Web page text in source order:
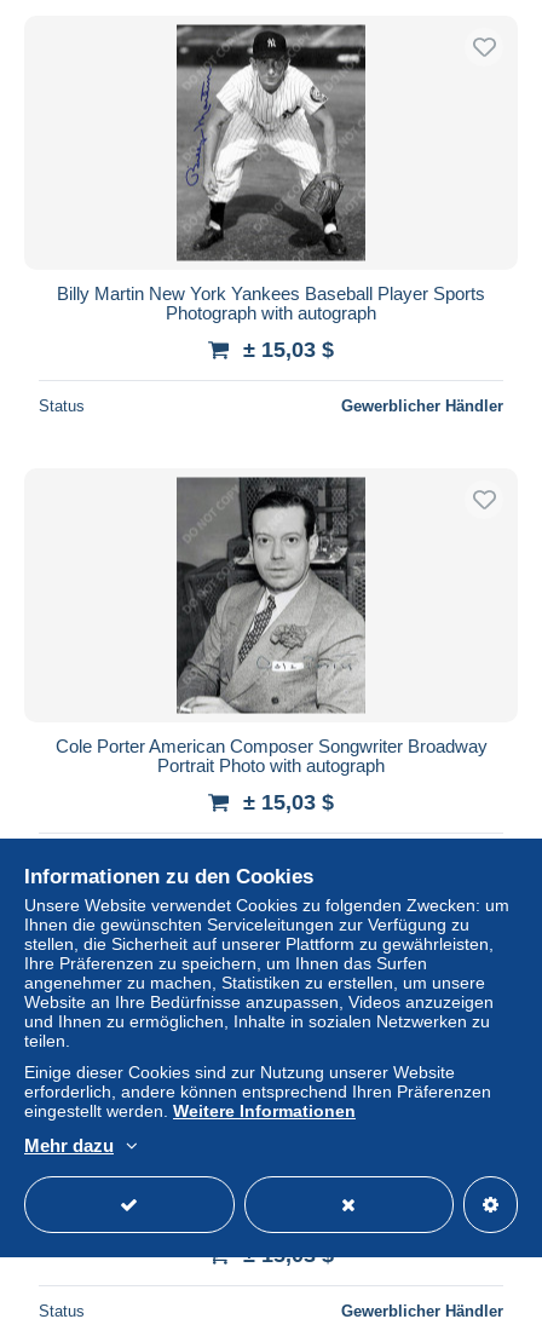
Billy Martin New York Yankees Baseball Player Sports
Photograph with autograph
± 15,03 $
Status Gewerblicher Händler
Cole Porter American Composer Songwriter Broadway
Portrait Photo with autograph
± 15,03 $
Che Guevara Cuban Revolutionary Smoking Cigar Historic
Photograph with autograph
± 15,03 $
Status Gewerblicher Händler
Informationen zu den Cookies
Unsere Website verwendet Cookies zu folgenden Zwecken: um
Ihnen die gewünschten Serviceleitungen zur Verfügung zu
stellen, die Sicherheit auf unserer Plattform zu gewährleisten,
Ihre Präferenzen zu speichern, um Ihnen das Surfen
angenehmer zu machen, Statistiken zu erstellen, um unsere
Website an Ihre Bedürfnisse anzupassen, Videos anzuzeigen
und Ihnen zu ermöglichen, Inhalte in sozialen Netzwerken zu
teilen.
Einige dieser Cookies sind zur Nutzung unserer Website
erforderlich, andere können entsprechend Ihren Präferenzen
eingestellt werden. Weitere Informationen
Mehr dazu